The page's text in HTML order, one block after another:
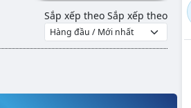
Sắp xếp theo Sắp xếp theo